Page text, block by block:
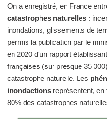
On a enregistré, en France
catastrophes naturelles :
inondations, glissements de
permis la publication par le
en 2020 d'un rapport
françaises (sur presque 35
catastrophe naturelle. Les
inondactions représentent,
80% des catastrophes